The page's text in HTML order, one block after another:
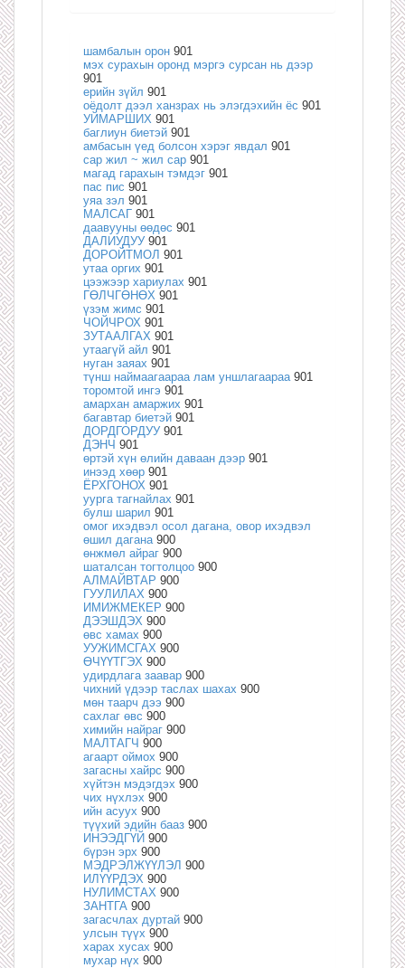
шамбалын орон 901
мэх сурахын оронд мэргэ сурсан нь дээр
901
ерийн зүйл 901
оёдолт дээл ханзрах нь элэгдэхийн ёс 901
УЙМАРШИХ 901
баглиун биетэй 901
амбасын үед болсон хэрэг явдал 901
сар жил ~ жил сар 901
магад гарахын тэмдэг 901
пас пис 901
уяа зэл 901
МАЛСАГ 901
даавууны өөдөс 901
ДАЛИУДУУ 901
ДОРОЙТМОЛ 901
утаа оргих 901
цээжээр хариулах 901
ГӨЛЧГӨНӨХ 901
үзэм жимс 901
ЧОЙЧРОХ 901
ЗУТААЛГАХ 901
утаагүй айл 901
нуган заяах 901
түнш наймаагаараа лам уншлагаараа 901
торомтой ингэ 901
амархан амаржих 901
багавтар биетэй 901
ДОРДГОРДУУ 901
ДЭНЧ 901
өртэй хүн өлийн даваан дээр 901
инээд хөөр 901
ЁРХГОНОХ 901
уурга тагнайлах 901
булш шарил 901
омог ихэдвэл осол дагана, овор ихэдвэл
өшил дагана 900
өнжмөл айраг 900
шаталсан тогтолцоо 900
АЛМАЙВТАР 900
ГУУЛИЛАХ 900
ИМИЖМЕКЕР 900
ДЭЭШДЭХ 900
өвс хамах 900
УУЖИМСГАХ 900
ӨЧҮҮТГЭХ 900
удирдлага заавар 900
чихний үдээр таслах шахах 900
мөн таарч дээ 900
сахлаг өвс 900
химийн найраг 900
МАЛТАГЧ 900
агаарт оймох 900
загасны хайрс 900
хүйтэн мэдэгдэх 900
чих нүхлэх 900
ийн асуух 900
түүхий эдийн бааз 900
ИНЭЭДГҮЙ 900
бүрэн эрх 900
МЭДРЭЛЖҮҮЛЭЛ 900
ИЛҮҮРДЭХ 900
НУЛИМСТАХ 900
ЗАНТГА 900
загасчлах дуртай 900
улсын түүх 900
харах хусах 900
мухар нүх 900